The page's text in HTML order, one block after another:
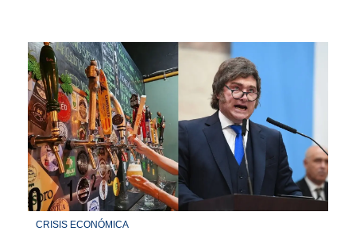
CRISIS ECONÓMICA